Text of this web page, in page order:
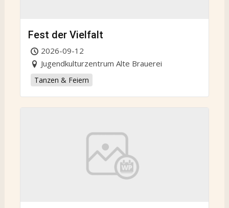
Fest der Vielfalt
2026-09-12
Jugendkulturzentrum Alte Brauerei
Tanzen & Feiern